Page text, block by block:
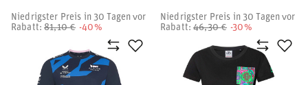
Niedrigster Preis in 30 Tagen vor
Rabatt:81,10 € -40%
Niedrigster Preis in 30 Tagen vor
Rabatt:46,30 € -30%